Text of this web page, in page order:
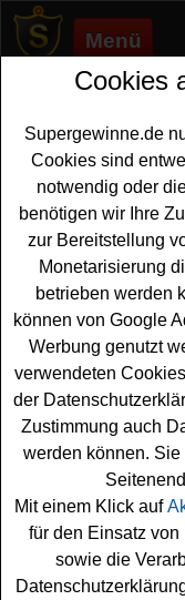
Menü
Supergewinne.de>
Anzeige:
Anzeige:
Block
Gutscheine
gewinnen
Ein kostenloses
Fans unter den
tollesGrillpaketmit
Weiterhin warten
jeweils 25 Euro auf
die schöne
gleich an dem
teilnehmen.
drücken wir schon
Cookies
Supergewinne.de
Cookies sind
notwendig oder
benötigen wir Ihre
zur Bereitstellung
Monetarisierung
betrieben werden
können von Google
Werbung genutzt
verwendeten
der
Zustimmung auch
werden können.
Mit einem Klick auf
für den Einsatz
sowie die